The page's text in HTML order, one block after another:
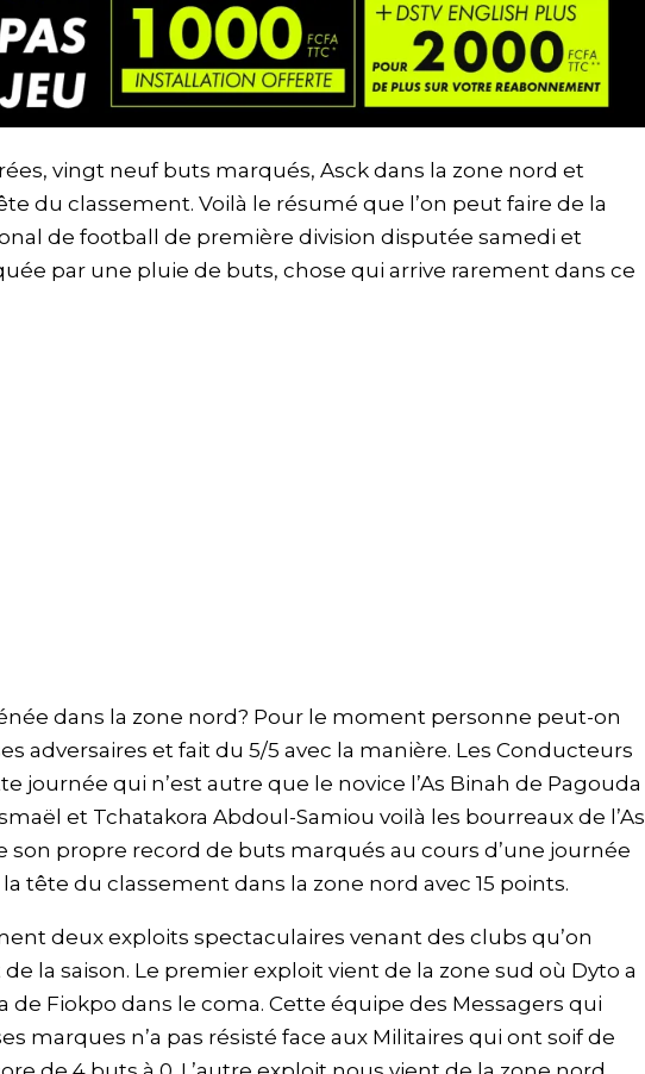
vingt neuf buts marqués, Asck dans la zone nord et
du classement. Voilà le résumé que l’on peut faire de la
de football de première division disputée samedi et
par une pluie de buts, chose qui arrive rarement dans ce
dans la zone nord? Pour le moment personne peut-on
adversaires et fait du 5/5 avec la manière. Les Conducteurs
journée qui n’est autre que le novice l’As Binah de Pagouda
et Tchatakora Abdoul-Samiou voilà les bourreaux de l’As
propre record de buts marqués au cours d’une journée
tête du classement dans la zone nord avec 15 points.
deux exploits spectaculaires venant des clubs qu’on
la saison. Le premier exploit vient de la zone sud où Dyto a
Fiokpo dans le coma. Cette équipe des Messagers qui
marques n’a pas résisté face aux Militaires qui ont soif de